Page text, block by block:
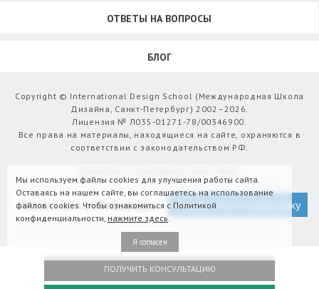
ОТВЕТЫ НА ВОПРОСЫ
БЛОГ
Copyright © International Design School (Международная Школа
Дизайна, Санкт-Петербург) 2002–2026.
Лицензия № Л035-01271-78/00346900.
Все права на материалы, находящиеся на сайте, охраняются в
соответствии с законодательством РФ.
Версия для слабовидящих Подписаться на рассылку
ПОЛУЧИТЬ КОНСУЛЬТАЦИЮ
Мы используем файлы cookies для улучшения работы сайта.
Оставаясь на нашем сайте, вы соглашаетесь на использование
файлов cookies. Чтобы ознакомиться с Политикой
конфиденциальности, нажмите здесь.
Я согласен